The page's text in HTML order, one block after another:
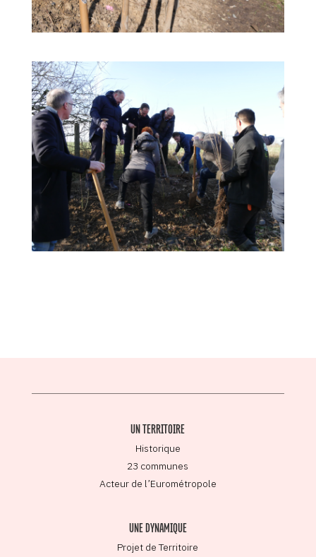
UN TERRITOIRE
Historique
23 communes
Acteur de l’Eurométropole
UNE DYNAMIQUE
Projet de Territoire